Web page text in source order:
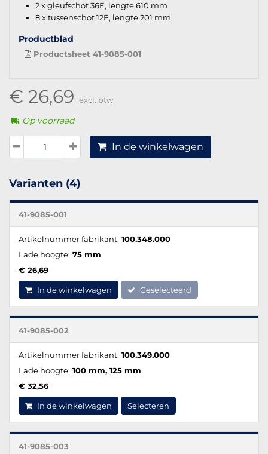
2 x gleufschot 36E, lengte 610 mm
8 x tussenschot 12E, lengte 201 mm
Productblad
Productsheet 41-9085-001
€ 26,69 excl. btw
Op voorraad
In de winkelwagen
Varianten (4)
41-9085-001
Artikelnummer fabrikant: 100.348.000
Lade hoogte: 75 mm
€ 26,69
In de winkelwagen Geselecteerd
41-9085-002
Artikelnummer fabrikant: 100.349.000
Lade hoogte: 100 mm, 125 mm
€ 32,56
In de winkelwagen Selecteren
41-9085-003